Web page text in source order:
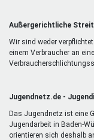
Außergerichtliche
Wir sind weder
einem Verbraucher an
Jugendnetz.de -
Das Jugendnetz ist eine
Jugendarbeit in Baden-
orientieren sich deshalb